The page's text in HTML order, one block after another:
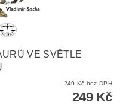
VE SVĚTLE
249 Kč bez DPH
249 Kč